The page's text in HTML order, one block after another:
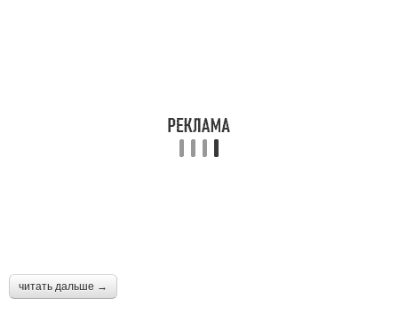
читать дальше →